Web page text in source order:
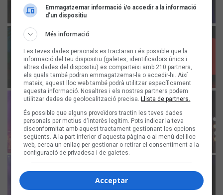
Emmagatzemar informació i/o accedir a la informació
d’un dispositiu
Més informació
Les teves dades personals es tractaran i és possible que la
informació del teu dispositiu (galetes, identificadors únics i
altres dades del dispositiu) es comparteixi amb 210 partners,
els quals també podran emmagatzemar-la o accedir-hi. Així
mateix, aquest lloc web també podrà utilitzar específicament
aquesta informació. Nosaltres i els nostres partners podem
utilitzar dades de geolocalització precisa. Llista de partners.
És possible que alguns proveïdors tractin les teves dades
personals per motius d'interès legítim. Pots indicar la teva
disconformitat amb aquest tractament gestionant les opcions
següents. A la part inferior d'aquesta pàgina o al menú del lloc
web, cerca un enllaç per gestionar o retirar el consentiment a la
configuració de privadesa i de galetes.
Acceptar